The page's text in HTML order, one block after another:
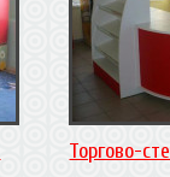
Торгово-